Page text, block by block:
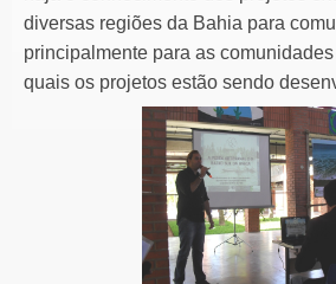
diversas regiões da Bahia para
principalmente para as
quais os projetos estão sendo